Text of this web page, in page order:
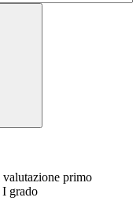
primo
I grado